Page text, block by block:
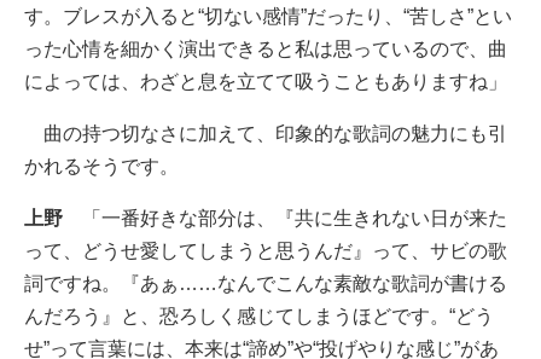
す。ブレスが入ると“切ない感情”だったり、“苦しさ”とい
った心情を細かく演出できると私は思っているので、曲
によっては、わざと息を立てて吸うこともありますね」
曲の持つ切なさに加えて、印象的な歌詞の魅力にも引
かれるそうです。
上野 「一番好きな部分は、『共に生きれない日が来た
って、どうせ愛してしまうと思うんだ』って、サビの歌
詞ですね。『あぁ……なんでこんな素敵な歌詞が書ける
んだろう』と、恐ろしく感じてしまうほどです。“どう
せ”って言葉には、本来は“諦め”や“投げやりな感じ”があ